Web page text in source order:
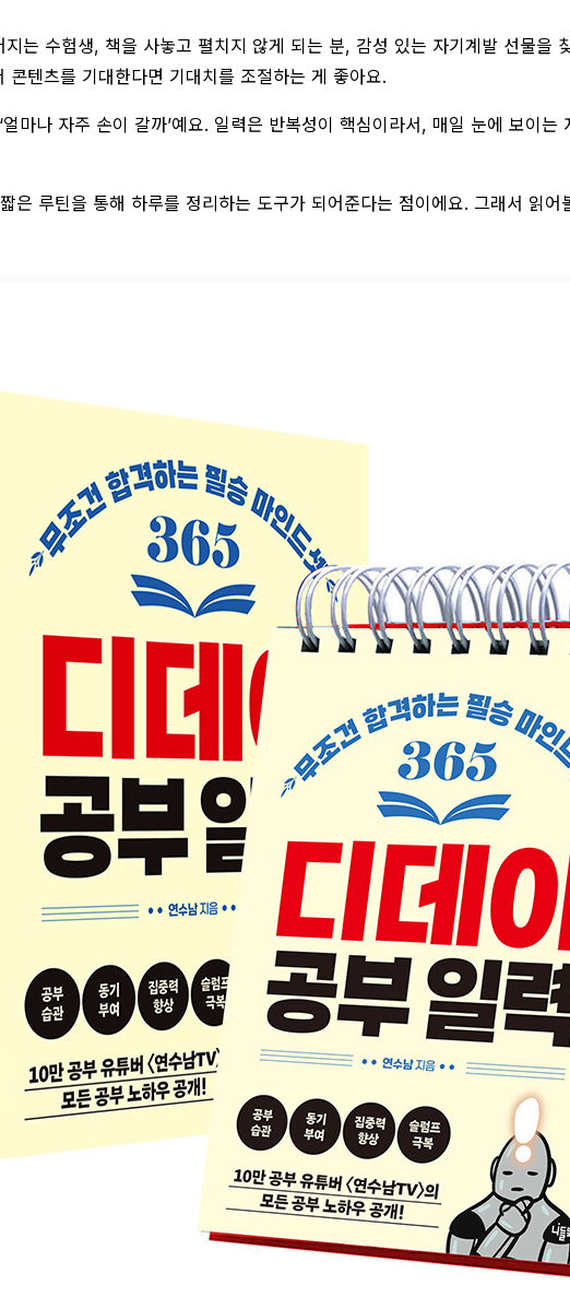
는 수험생, 책을 사놓고 펼치지 않게 되는 분, 감성 있는 자기계발 선물을
텐츠를 기대한다면 기대치를 조절하는 게 좋아요.
마나 자주 손이 갈까’예요. 일력은 반복성이 핵심이라서, 매일 눈에 보이
루틴을 통해 하루를 정리하는 도구가 되어준다는 점이에요. 그래서 읽